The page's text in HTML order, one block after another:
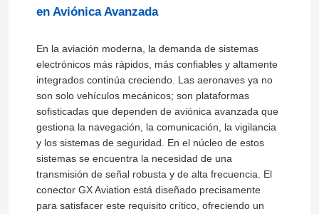
en Aviónica Avanzada
En la aviación moderna, la demanda de sistemas
electrónicos más rápidos, más confiables y altamente
integrados continúa creciendo. Las aeronaves ya no
son solo vehículos mecánicos; son plataformas
sofisticadas que dependen de aviónica avanzada que
gestiona la navegación, la comunicación, la vigilancia
y los sistemas de seguridad. En el núcleo de estos
sistemas se encuentra la necesidad de una
transmisión de señal robusta y de alta frecuencia. El
conector GX Aviation está diseñado precisamente
para satisfacer este requisito crítico, ofreciendo un